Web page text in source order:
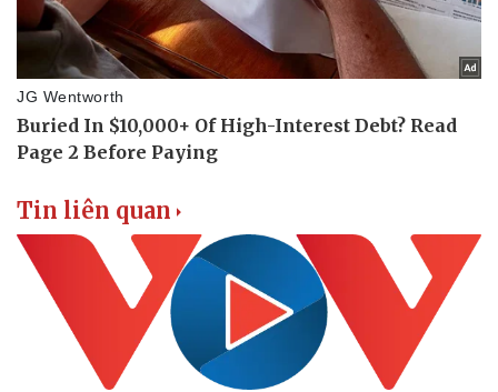
Tin liên quan